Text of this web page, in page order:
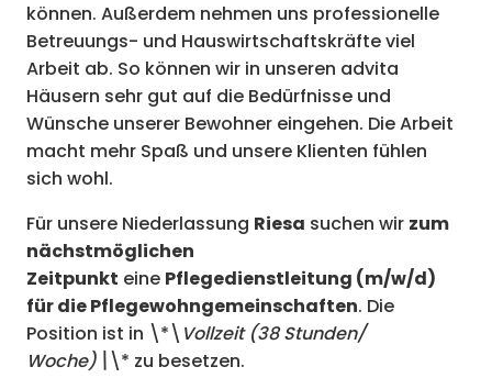
können. Außerdem nehmen uns professionelle
Betreuungs- und Hauswirtschaftskräfte viel
Arbeit ab. So können wir in unseren advita
Häusern sehr gut auf die Bedürfnisse und
Wünsche unserer Bewohner eingehen. Die Arbeit
macht mehr Spaß und unsere Klienten fühlen
sich wohl.
Für unsere Niederlassung Riesa suchen wir zum
nächstmöglichen
Zeitpunkt eine Pflegedienstleitung (m/w/d)
für die Pflegewohngemeinschaften. Die
Position ist in \*\ Vollzeit (38 Stunden/
Woche)\ \* zu besetzen.